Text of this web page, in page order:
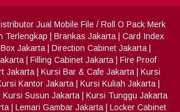
Jual Mobile File / Roll O Pack Merk
Terlengkap | Brankas Jakarta | Card Index
Jakarta| Direction Cabinet Jakarta|
| Filling Cabinet Jakarta | Fire Proof
Jakarta | Kursi Bar & Cafe Jakarta | Kursi
Kantor Jakarta| Kursi Kuliah Jakarta|
Kursi Susun Jakarta | Kursi Tunggu Jakarta
| Lemari Gambar Jakarta| Locker Cabinet